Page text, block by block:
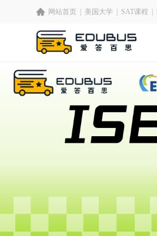
网站首页 美国大学 SAT课程